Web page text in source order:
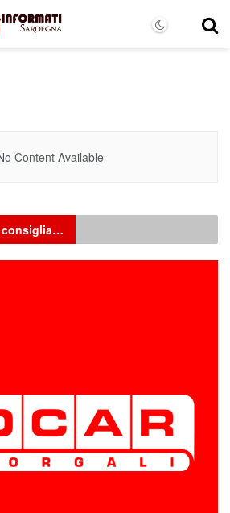
Content Available
consiglia…